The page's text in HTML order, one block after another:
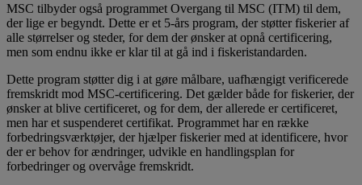
MSC tilbyder også programmet Overgang til MSC (ITM) til dem,
der lige er begyndt. Dette er et 5-års program, der støtter fiskerier af
alle størrelser og steder, for dem der ønsker at opnå certificering,
men som endnu ikke er klar til at gå ind i fiskeristandarden.
Dette program støtter dig i at gøre målbare, uafhængigt verificerede
fremskridt mod MSC-certificering. Det gælder både for fiskerier, der
ønsker at blive certificeret, og for dem, der allerede er certificeret,
men har et suspenderet certifikat. Programmet har en række
forbedringsværktøjer, der hjælper fiskerier med at identificere, hvor
der er behov for ændringer, udvikle en handlingsplan for
forbedringer og overvåge fremskridt.